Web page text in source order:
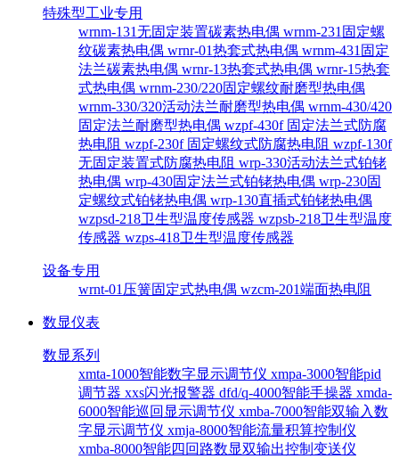
特殊型工业专用
wrnm-131无固定装置碳素热电偶 wrnm-231固定螺
纹碳素热电偶 wrnr-01热套式热电偶 wrnm-431固定
法兰碳素热电偶 wrnr-13热套式热电偶 wrnr-15热套
式热电偶 wrnm-230/220固定螺纹耐磨型热电偶
wrnm-330/320活动法兰耐磨型热电偶 wrnm-430/420
固定法兰耐磨型热电偶 wzpf-430f 固定法兰式防腐
热电阻 wzpf-230f 固定螺纹式防腐热电阻 wzpf-130f
无固定装置式防腐热电阻 wrp-330活动法兰式铂铑
热电偶 wrp-430固定法兰式铂铑热电偶 wrp-230固
定螺纹式铂铑热电偶 wrp-130直插式铂铑热电偶
wzpsd-218卫生型温度传感器 wzpsb-218卫生型温度
传感器 wzps-418卫生型温度传感器
设备专用
wrnt-01压簧固定式热电偶 wzcm-201端面热电阻
数显仪表
数显系列
xmta-1000智能数字显示调节仪 xmpa-3000智能pid
调节器 xxs闪光报警器 dfd/q-4000智能手操器 xmda-
6000智能巡回显示调节仪 xmba-7000智能双输入数
字显示调节仪 xmja-8000智能流量积算控制仪
xmba-8000智能四回路数显双输出控制变送仪